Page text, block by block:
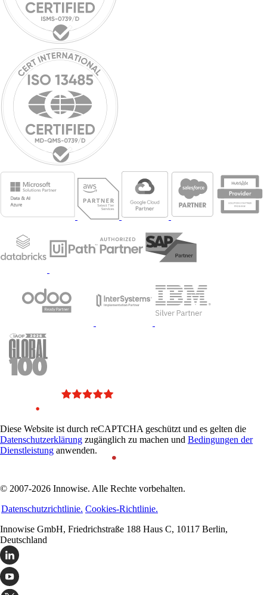
Diese Website ist durch reCAPTCHA geschützt und es gelten die
Datenschutzerklärung zugänglich zu machen und Bedingungen der
Dienstleistung anwenden.
© 2007-2026 Innowise. Alle Rechte vorbehalten.
Datenschutzrichtlinie. Cookies-Richtlinie.
Innowise GmbH, Friedrichstraße 188 Haus C, 10117 Berlin,
Deutschland